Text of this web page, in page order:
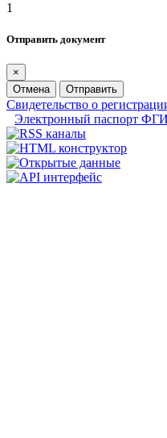
1
Отправить документ
×
Отмена
Отправить
Свидетельство о
Электронный паспорт